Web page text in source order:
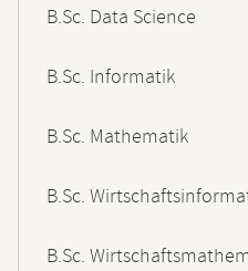
B.Sc. Data Science
B.Sc. Informatik
B.Sc. Mathematik
B.Sc.
B.Sc.